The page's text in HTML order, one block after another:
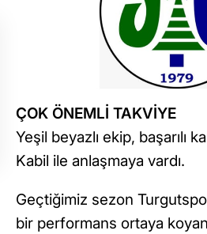
ÇOK ÖNEMLİ TAKVİYE
Yeşil beyazlı ekip, başarılı
Kabil ile anlaşmaya vardı.
Geçtiğimiz sezon
bir performans ortaya